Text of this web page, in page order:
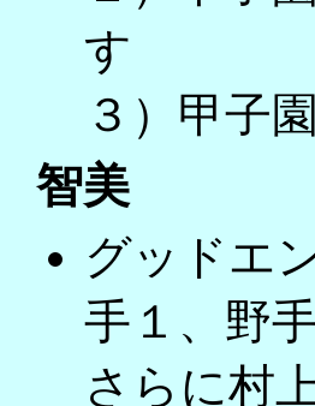
す
３）甲子
智美
グッドエ
手１、野
さらに村